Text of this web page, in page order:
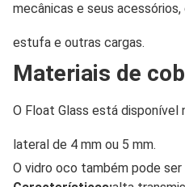
mecânicas e seus
estufa e outras cargas.
Materiais de
O Float Glass está disponível
lateral de 4 mm ou 5 mm.
O vidro oco também pode ser